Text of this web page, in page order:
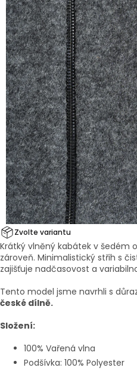
Zvolte variantu
Krátký vlněný kabátek v šedém
zároveň. Minimalistický střih s
zajišťuje nadčasovost a
Tento model jsme navrhli s
české dílně.
Složení:
100% Vařená vlna
Podšívka: 100% Polyester